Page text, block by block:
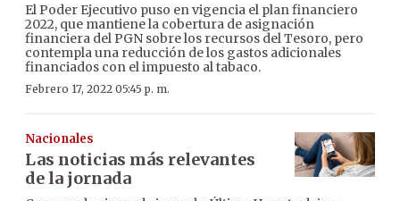
El Poder Ejecutivo puso en vigencia el plan financiero
2022, que mantiene la cobertura de asignación
financiera del PGN sobre los recursos del Tesoro, pero
contempla una reducción de los gastos adicionales
financiados con el impuesto al tabaco.
Febrero 17, 2022 05:45 p. m.
Nacionales
Las noticias más relevantes
de la jornada